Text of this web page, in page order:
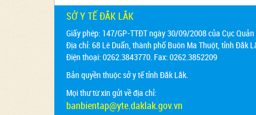
SỞ Y TẾ ĐẮK LẮK
Giấy phép: 147/GP-TTĐT ngày 30/09/2008 của Cục
Địa chỉ:68 Lê Duẩn, thành phố Buôn Ma Thuột, tỉnh Đắk
Điện thoại: 0262.3843770. Fax: 0262.3852209
Bản quyền thuộc sở y tế tỉnh Đắk Lắk.
Mọi thư từ xin gửi về địa chỉ:
banbientap@yte.daklak.gov.vn